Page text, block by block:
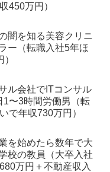
450万円）
闇を知る美容クリニ
ー（転職入社5年ほ
ル会社でITコンサル
1〜3時間労働男（転
で年収730万円）
を始めたら数年で大
校の教員（大卒入社
万円＋不動産収入